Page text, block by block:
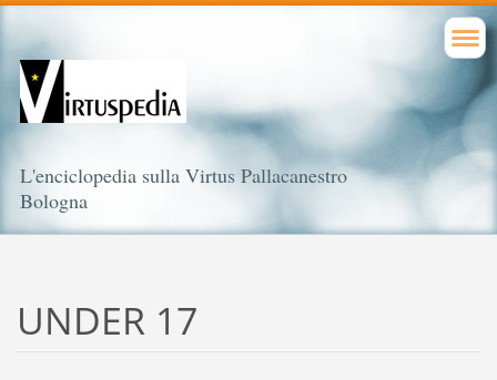
L'enciclopedia sulla Virtus Pallacanestro
Bologna
UNDER 17